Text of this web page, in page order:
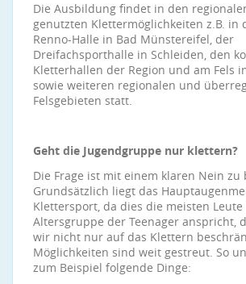
Die Ausbildung findet in den
genutzten Klettermöglichkeiten z.B. in
Renno-Halle in Bad Münstereifel, der
Dreifachsporthalle in Schleiden, den
Kletterhallen der Region und am Fels
sowie weiteren regionalen und
Felsgebieten statt.
Geht die Jugendgruppe nur klettern?
Die Frage ist mit einem klaren Nein zu
Grundsätzlich liegt das
Klettersport, da dies die meisten
Altersgruppe der Teenager anspricht,
wir nicht nur auf das Klettern
Möglichkeiten sind weit gestreut. So
zum Beispiel folgende Dinge: